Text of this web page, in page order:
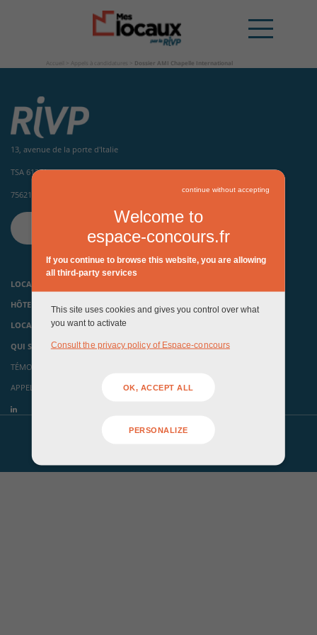
Accueil Appels à candidatures Dossier AMI Chapelle International
13, avenue de la porte d'Italie
TSA 61371
75621 Paris Cedex 13
LOCAUX D’ACTIVITÉS ET HÔTELS INDUSTRIELS
HÔTELS D’ENTREPRISES, PÉPINIÈRES ET INCUBATEURS
LOCAUX ÉVÉNEMENTIELS
QUI SOMMES-NOUS ?
TÉMOIGNAGES
APPELS À CANDIDATURES
continue without accepting
Welcome to
espace-concours.fr
If you continue to browse this website, you are allowing
all third-party services
This site uses cookies and gives you control over what
you want to activate
Consult the privacy policy of Espace-concours
OK, ACCEPT ALL
PERSONALIZE